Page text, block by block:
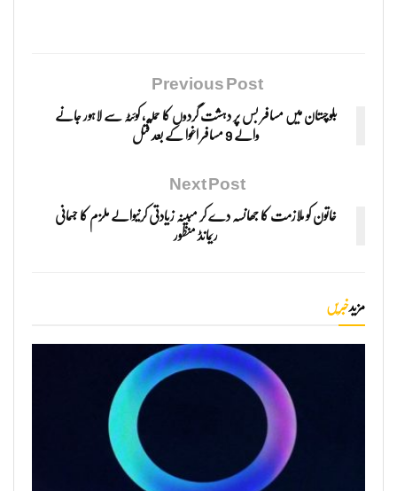
Previous Post
بلوچستان میں مسافر بس پر دہشت گردوں کا حملہ، کوئٹہ سے لاہور جانے
والے 9 مسافر اغوا کے بعد قتل
Next Post
خاتون کو ملازمت کا جھانسہ دے کر مبینہ زیادتی کرنیوالے ملزم کا جسمانی
ریمانڈ منظور
مزیدخبریں